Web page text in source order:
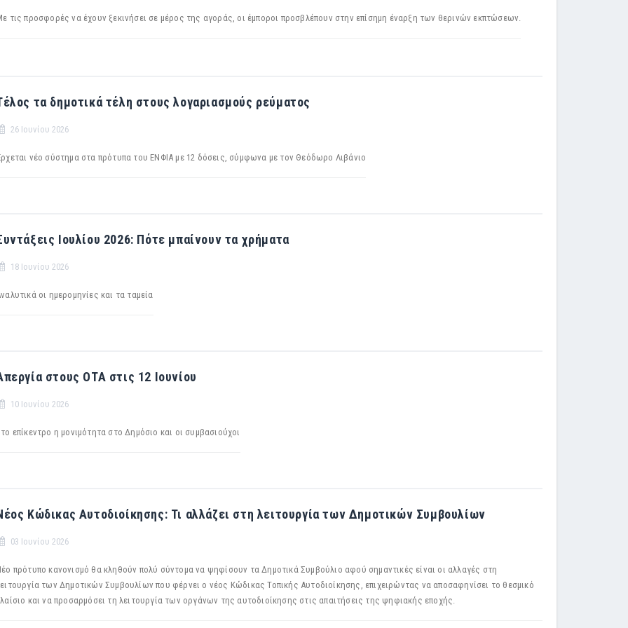
τις προσφορές να έχουν ξεκινήσει σε μέρος της αγοράς, οι έμποροι προσβλέπουν στην επίσημη έναρξη των θερινών εκπτώσεων.
τα δημοτικά τέλη στους λογαριασμούς ρεύματος
26 Ιουνίου 2026
νέο σύστημα στα πρότυπα του ΕΝΦΙΑ με 12 δόσεις, σύμφωνα με τον Θεόδωρο Λιβάνιο
Ιουλίου 2026: Πότε μπαίνουν τα χρήματα
18 Ιουνίου 2026
οι ημερομηνίες και τα ταμεία
στους ΟΤΑ στις 12 Ιουνίου
10 Ιουνίου 2026
επίκεντρο η μονιμότητα στο Δημόσιο και οι συμβασιούχοι
Κώδικας Αυτοδιοίκησης: Τι αλλάζει στη λειτουργία των Δημοτικών Συμβουλίων
03 Ιουνίου 2026
πρότυπο κανονισμό θα κληθούν πολύ σύντομα να ψηφίσουν τα Δημοτικά Συμβούλιο αφού σημαντικές είναι οι αλλαγές στη
των Δημοτικών Συμβουλίων που φέρνει ο νέος Κώδικας Τοπικής Αυτοδιοίκησης, επιχειρώντας να αποσαφηνίσει το θεσμικό
και να προσαρμόσει τη λειτουργία των οργάνων της αυτοδιοίκησης στις απαιτήσεις της ψηφιακής εποχής.